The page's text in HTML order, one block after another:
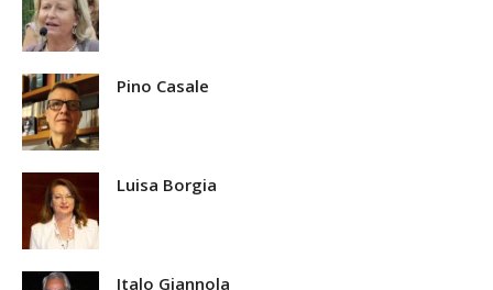
Pino Casale
Luisa Borgia
Italo Giannola